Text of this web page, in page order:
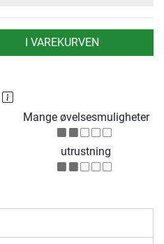
I VAREKURVEN
Mange øvelsesmuligheter
utrustning